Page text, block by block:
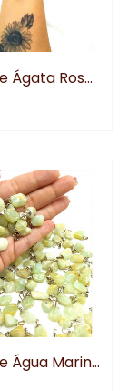
Pingente Ágata Rosa Placa
Pingente Água Marinha